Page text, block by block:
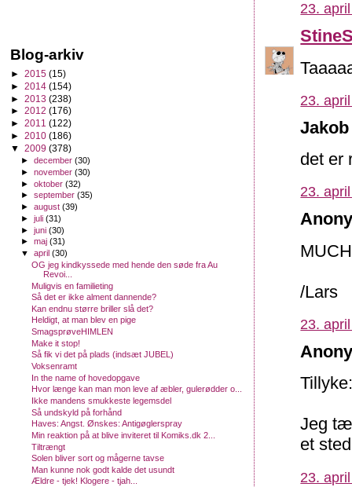
23.
23.
det er
23.
/Lars
23.
Jeg
et
23.
Blog-arkiv
► 2015 (15)
► 2014 (154)
► 2013 (238)
► 2012 (176)
► 2011 (122)
► 2010 (186)
▼ 2009 (378)
►december(30)
►november(30)
►oktober(32)
►september(35)
►august(39)
►juli(31)
►juni(30)
►maj(31)
▼april(30)
OG jeg kindkyssede med hende den søde fra Au
Revoi...
Muligvis en familieting
Så det er ikke alment dannende?
Kan endnu større briller slå det?
Heldigt, at man blev en pige
SmagsprøveHIMLEN
Make it stop!
Så fik vi det på plads (indsæt JUBEL)
Voksenramt
In the name of hovedopgave
Hvor længe kan man mon leve af æbler, gulerødder o...
Ikke mandens smukkeste legemsdel
Så undskyld på forhånd
Haves: Angst. Ønskes: Antigøglerspray
Min reaktion på at blive inviteret til Komiks.dk 2...
Tiltrængt
Solen bliver sort og mågerne tavse
Man kunne nok godt kalde det usundt
Ældre - tjek! Klogere - tjah...